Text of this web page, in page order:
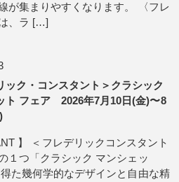
が集まりやすくなります。 〈フレ
、ラ […]
ック・コンスタント＞クラシック
ト フェア 2026年7月10日(金)〜8
】 ＜フレデリックコンスタント
１つ「クラシック マンシェッ
た幾何学的なデザインと自由な精